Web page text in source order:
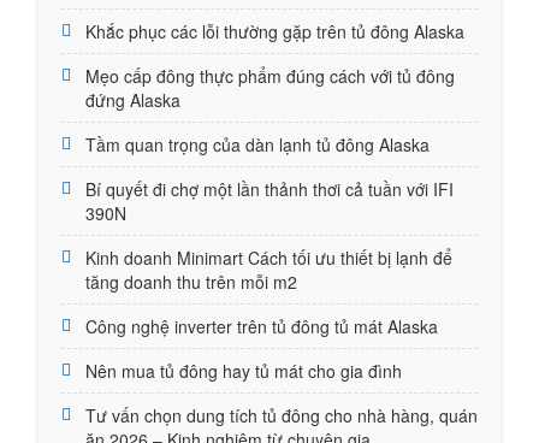
Khắc phục các lỗi thường gặp trên tủ đông Alaska
Mẹo cấp đông thực phẩm đúng cách với tủ đông
đứng Alaska
Tầm quan trọng của dàn lạnh tủ đông Alaska
Bí quyết đi chợ một lần thảnh thơi cả tuần với IFI
390N
Kinh doanh Minimart Cách tối ưu thiết bị lạnh để
tăng doanh thu trên mỗi m2
Công nghệ inverter trên tủ đông tủ mát Alaska
Nên mua tủ đông hay tủ mát cho gia đình
Tư vấn chọn dung tích tủ đông cho nhà hàng, quán